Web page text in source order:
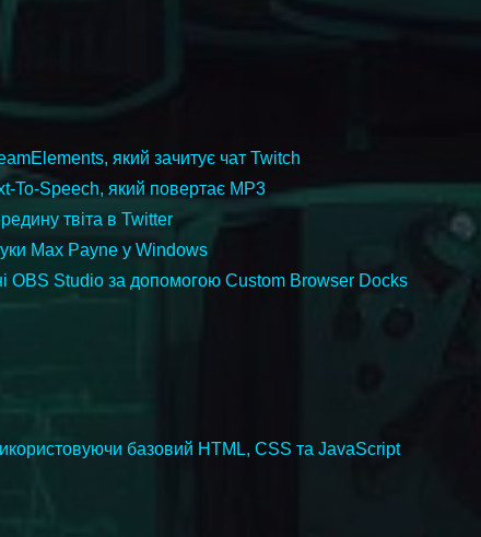
який зачитує чат Twitch
To-Speech, який повертає MP3
твіта в Twitter
Max Payne у Windows
OBS Studio за допомогою Custom Browser Docks
базовий HTML, CSS та JavaScript